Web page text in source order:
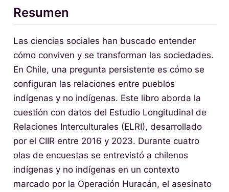
Resumen
Las ciencias sociales han buscado entender
cómo conviven y se transforman las sociedades.
En Chile, una pregunta persistente es cómo se
configuran las relaciones entre pueblos
indígenas y no indígenas. Este libro aborda la
cuestión con datos del Estudio Longitudinal de
Relaciones Interculturales (ELRI), desarrollado
por el CIIR entre 2016 y 2023. Durante cuatro
olas de encuestas se entrevistó a chilenos
indígenas y no indígenas en un contexto
marcado por la Operación Huracán, el asesinato